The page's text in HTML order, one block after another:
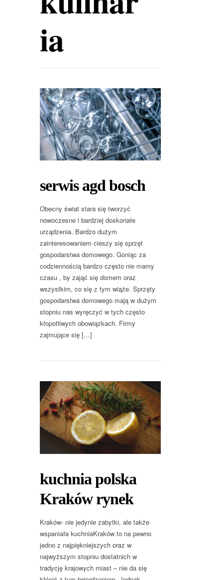
ia
serwis agd bosch
Obecny świat stara się tworzyć
nowoczesne i bardziej doskonałe
urządzenia. Bardzo dużym
zainteresowaniem cieszy się sprzęt
gospodarstwa domowego. Goniąc za
codziennością bardzo często nie mamy
czasu , by zająć się domem oraz
wszystkim, co się z tym wiąże. Sprzęty
gospodarstwa domowego mają w dużym
stopniu nas wyręczyć w tych często
kłopotliwych obowiązkach. Firmy
zajmujące się […]
kuchnia polska
Kraków rynek
Kraków- nie jedynie zabytki, ale także
wspaniała kuchniaKraków to na pewno
jedno z najpiękniejszych oraz w
najwyższym stopniu dostatnich w
tradycję krajowych miast – nie da się